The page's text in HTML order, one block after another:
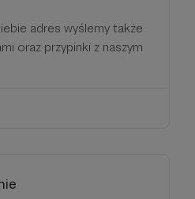
adres wyślemy także
oraz przypinki z naszym